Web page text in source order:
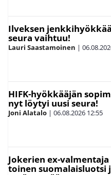
Ilveksen
seura vaihtuu!
Lauri Saastamoinen |
HIFK-hyökkääjän
nyt löytyi uusi seura!
Joni Alatalo | 06.08.2026 12:55
Jokerien ex-
toinen suomalaisluotsi